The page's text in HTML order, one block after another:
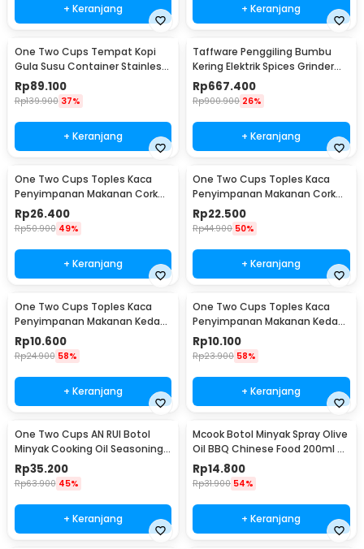
+ Keranjang + Keranjang
One Two Cups Tempat Kopi
Gula Susu Container Stainless
Steel 1.5L - MSS19
Rp89.100
Rp139.900 37%
+ Keranjang
Taffware Penggiling Bumbu
Kering Elektrik Spices Grinder
800g 2400W - HC-800Y
Rp667.400
Rp900.900 26%
+ Keranjang
One Two Cups Toples Kaca
Penyimpanan Makanan Cork
Seal Storage Jar 800ml - E1
Rp26.400
Rp50.900 49%
+ Keranjang
One Two Cups Toples Kaca
Penyimpanan Makanan Cork
Seal Storage Jar 500ml - E1
Rp22.500
Rp44.900 50%
+ Keranjang
One Two Cups Toples Kaca
Penyimpanan Makanan Kedap
Udara Storage Jar 350ml -
GH1270
Rp10.600
Rp24.900 58%
+ Keranjang
One Two Cups Toples Kaca
Penyimpanan Makanan Kedap
Udara Storage Jar 250ml -
GH1270
Rp10.100
Rp23.900 58%
+ Keranjang
One Two Cups AN RUI Botol
Minyak Cooking Oil Seasoning
Bottle 550ml - YH-033
Rp35.200
Rp63.900 45%
+ Keranjang
Mcook Botol Minyak Spray Olive
Oil BBQ Chinese Food 200ml -
M219
Rp14.800
Rp31.900 54%
+ Keranjang